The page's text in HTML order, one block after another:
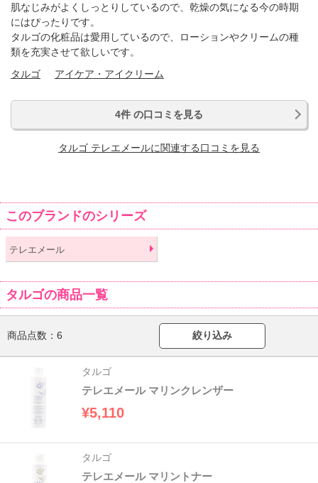
肌なじみがよくしっとりしているので、乾燥の気になる今の時期
にはぴったりです。
タルゴの化粧品は愛用しているので、ローションやクリームの種
類を充実させて欲しいです。
タルゴ
アイケア・アイクリーム
4件 の口コミを見る
タルゴ テレエメールに関連する口コミを見る
このブランドのシリーズ
テレエメール
タルゴの商品一覧
商品点数： 6 絞り込み
タルゴ
テレエメール マリンクレンザー
¥5,110
タルゴ
テレエメール マリントナー